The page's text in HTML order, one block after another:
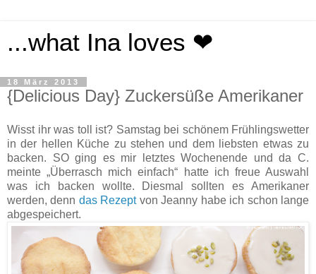
...what Ina loves ❤
18 März 2013
{Delicious Day} Zuckersüße Amerikaner
Wisst ihr was toll ist? Samstag bei schönem Frühlingswetter
in der hellen Küche zu stehen und dem liebsten etwas zu
backen. SO ging es mir letztes Wochenende und da C.
meinte „Überrasch mich einfach“ hatte ich freue Auswahl
was ich backen wollte. Diesmal sollten es Amerikaner
werden, denn das Rezeptvon Jeanny habe ich schon lange
abgespeichert.